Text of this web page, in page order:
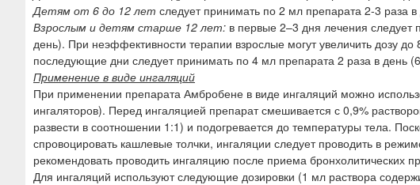
Детям от 6 до 12 лет следует принимать по 2 мл препарата 2-3 раза
Взрослым и детям старше 12 лет: в первые 2–3 дня лечения следует
день). При неэффективности терапии взрослые могут увеличить дозу
последующие дни следует принимать по 4 мл препарата 2 раза в день
Применение в виде ингаляций
При применении препарата Амбробене в виде ингаляций можно
ингаляторов). Перед ингаляцией препарат смешивается с 0,9%
развести в соотношении 1:1) и подогревается до температуры тела.
спровоцировать кашлевые толчки, ингаляции следует проводить в
рекомендовать проводить ингаляцию после приема бронхолитических
Для ингаляций используют следующие дозировки (1 мл раствора